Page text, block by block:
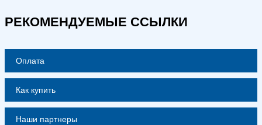
РЕКОМЕНДУЕМЫЕ ССЫЛКИ
Оплата
Как купить
Наши партнеры